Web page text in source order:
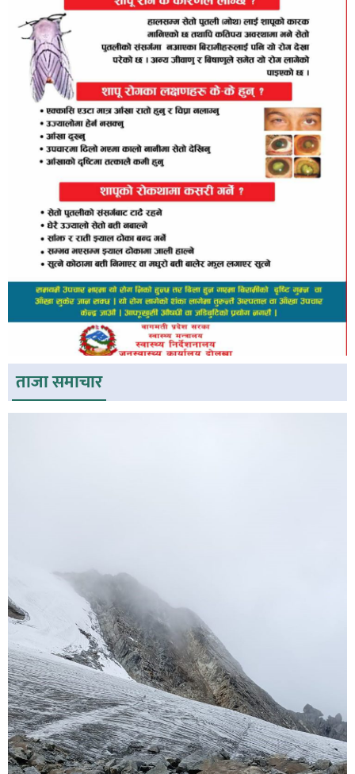
ताजा समाचार